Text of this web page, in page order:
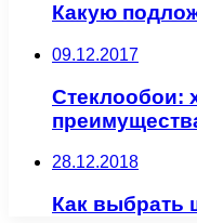
Какую
09.12.2017
Стеклообои:
28.12.2018
Как выбрать